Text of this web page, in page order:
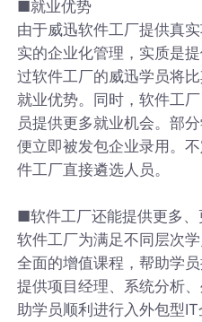
■就业优势
由于威迅软件工厂提供真
实的企业化管理，实质是
过软件工厂的威迅学员将
就业优势。同时，软件工
员提供更多就业机会。部
便立即被发包企业录用。
件工厂直接遴选人员。
■软件工厂还能提供更多
软件工厂为满足不同层次
全面的增值课程，帮助学
提供项目经理、系统分析
助学员顺利进行入外包型